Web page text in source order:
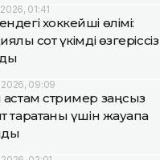
01:41
хоккейші өлімі:
сот үкімді өзгеріссіз
09:09
стример заңсыз
таратқаны үшін жауапқа